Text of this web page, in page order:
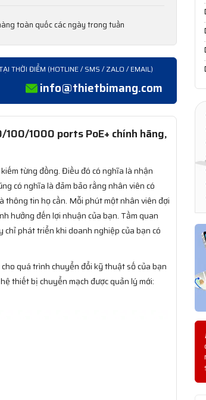
toàn quốc các ngày trong tuần
THỜI ĐIỂM (HOTLINE / SMS / ZALO / EMAIL)
info@thietbimang.com
1000 ports PoE+ chính hãng,
từng đồng. Điều đó có nghĩa là nhận
có nghĩa là đảm bảo rằng nhân viên có
thông tin họ cần. Mỗi phút một nhân viên đợi
hưởng đến lợi nhuận của bạn. Tầm quan
phát triển khi doanh nghiệp của bạn có
quá trình chuyển đổi kỹ thuật số của bạn
thiết bị chuyển mạch được quản lý mới: